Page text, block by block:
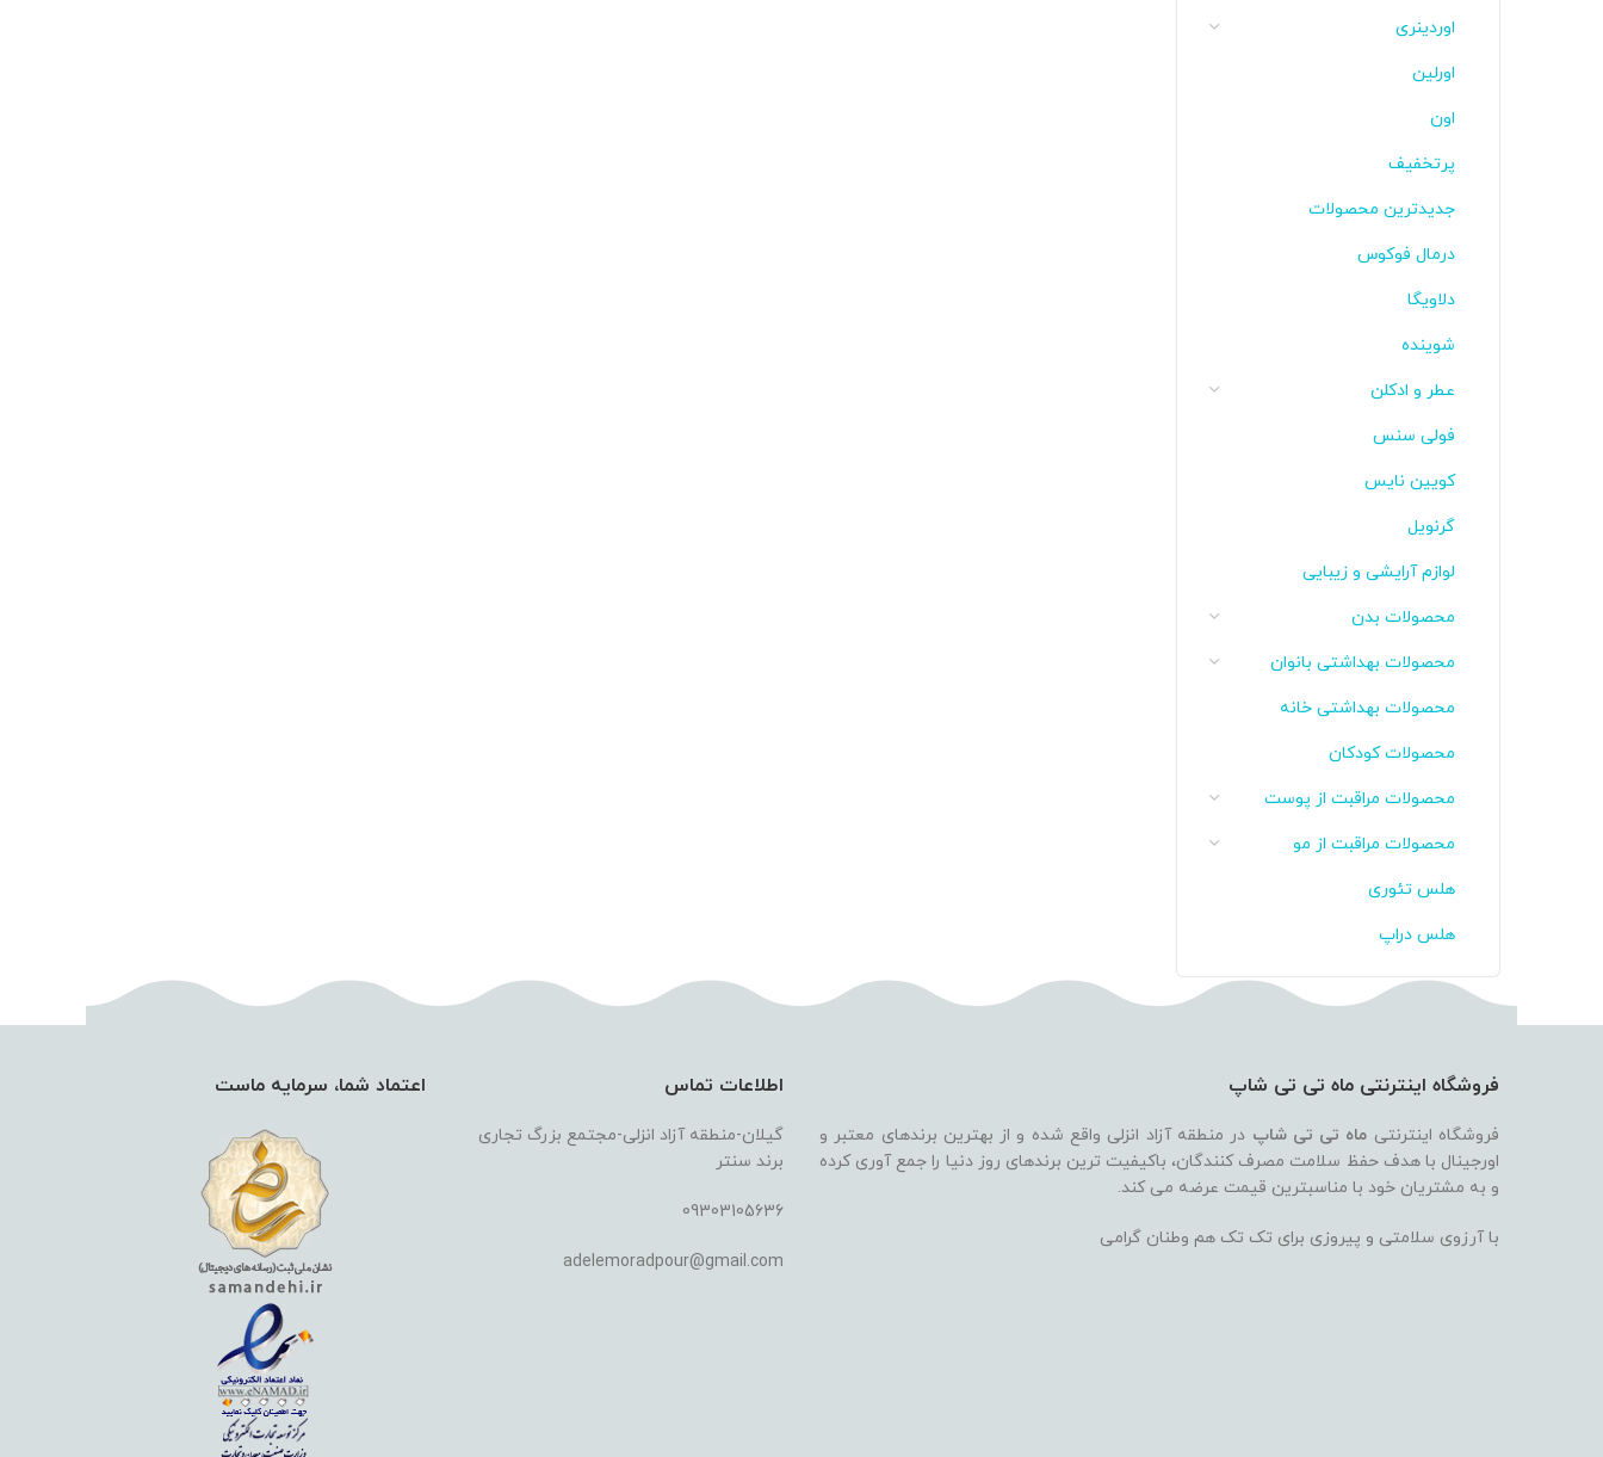
اوردینری
اورلین
اون
پرتخفیف
جدیدترین محصولات
درمال فوکوس
دلاویگا
شوینده
عطر و ادکلن
فولی سنس
کویین نایس
گرنویل
لوازم آرایشی و زیبایی
محصولات بدن
محصولات بهداشتی بانوان
محصولات بهداشتی خانه
محصولات کودکان
محصولات مراقبت از پوست
محصولات مراقبت از مو
هلس تئوری
هلس دراپ
فروشگاه اینترنتی ماه تی تی شاپ
فروشگاه اینترنتی ماه تی تی شاپ در منطقه آزاد انزلی واقع شده و از بهترین برندهای معتبر و
اورجینال با هدف حفظ سلامت مصرف کنندگان، باکیفیت ترین برندهای روز دنیا را جمع آوری کرده
و به مشتریان خود با مناسبترین قیمت عرضه می کند.
با آرزوی سلامتی و پیروزی برای تک تک هم وطنان گرامی
اطلاعات تماس
گیلان-منطقه آزاد انزلی-مجتمع بزرگ تجاری
برند سنتر
09303105636
adelemoradpour@gmail.com
اعتماد شما، سرمایه ماست